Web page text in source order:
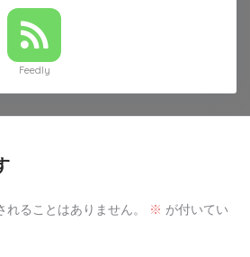
Feedly
れることはありません。 ※ が付いてい